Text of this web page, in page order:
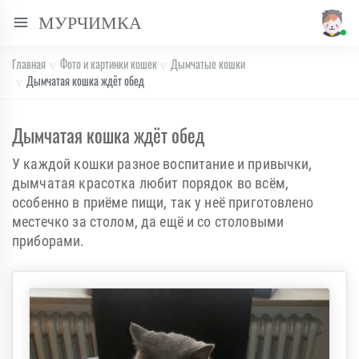
МУРЧИМКА
Главная Фото и картинки кошек
Дымчатые кошки
Дымчатая кошка ждёт обед
Дымчатая кошка ждёт обед
У каждой кошки разное воспитание и привычки,
дымчатая красотка любит порядок во всём,
особенно в приёме пищи, так у неё приготовлено
местечко за столом, да ещё и со столовыми
приборами.